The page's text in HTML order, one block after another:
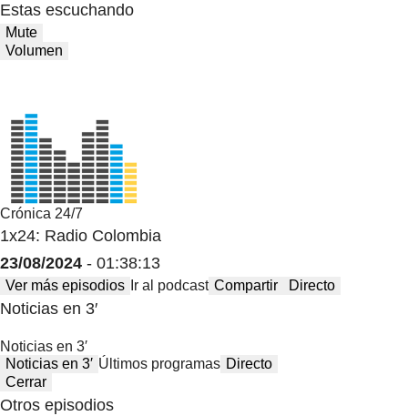
Estas escuchando
Mute
Volumen
Crónica 24/7
1x24: Radio Colombia
23/08/2024 - 01:38:13
Ver más episodios Ir al podcast Compartir Directo
Noticias en 3′
Noticias en 3′
Noticias en 3′ Últimos programas Directo
Cerrar
Otros episodios